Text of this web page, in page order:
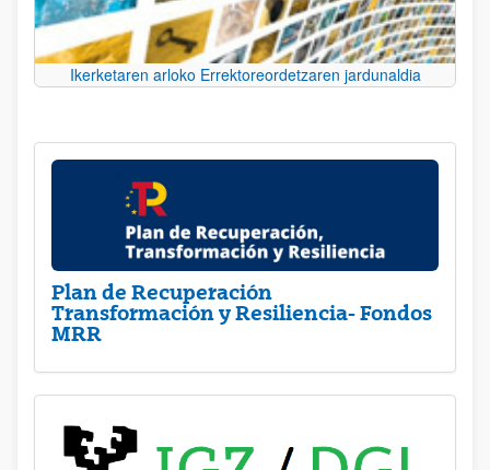
Ikerketaren arloko Errektoreordetzaren jardunaldia
Plan de Recuperación
Transformación y Resiliencia- Fondos
MRR